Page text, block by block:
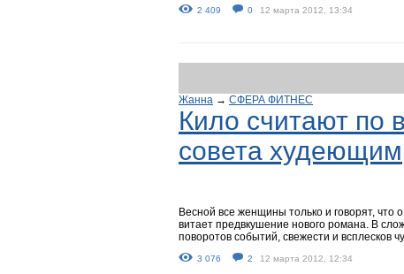
2 409 0 12 марта 2012, 13:34
Жанна → СФЕРА ФИТНЕС
Кило считают по
совета худеющим
Весной все женщины только и говорят, что
витает предвкушение нового романа. В
поворотов событий, свежести и всплесков
3 076 2 12 марта 2012, 12:34